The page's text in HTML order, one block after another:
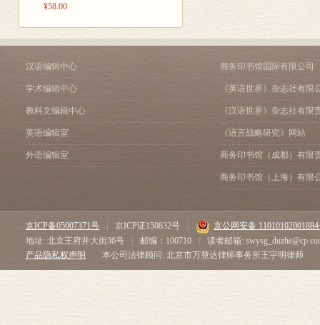
¥58.00
汉语编辑中心
学术编辑中心
教科文编辑中心
英语编辑室
外语编辑室
商务印书馆国际有限公司
《英语世界》杂志社有限
《汉语世界》杂志社有限
《语言战略研究》网站
商务印书馆（成都）有限
商务印书馆（上海）有限
京ICP备05007371号 京ICP证150832号
京公网安备
地址: 北京王府井大街36号
邮编：100710
读者邮箱:
产品隐私权声明
本公司法律顾问: 北京市万慧达律师事务所王宇明律师